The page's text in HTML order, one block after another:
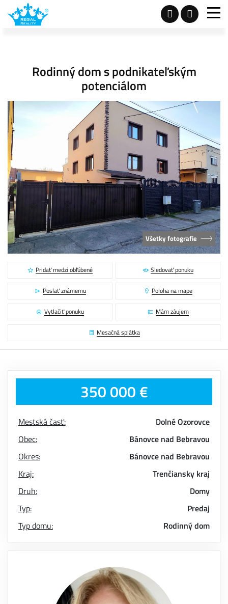
Rodinný dom s podnikateľským
potenciálom
Všetky fotografie
Pridať medzi obľúbené Sledovať ponuku
Poslať známemu Poloha na mape
Vytlačiť ponuku Mám záujem
Mesačná splátka
350 000 €
Mestská časť:
Dolné Ozorovce
Obec:
Bánovce nad Bebravou
Okres:
Bánovce nad Bebravou
Kraj:
Trenčiansky kraj
Druh:
Domy
Typ:
Predaj
Typ domu:
Rodinný dom